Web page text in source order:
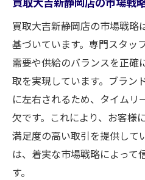
買取大吉新静岡店の市場戦略
基づいています。専門スタッ
需要や供給のバランスを正確
取を実現しています。ブラン
に左右されるため、タイムリ
欠です。これにより、お客様
満足度の高い取引を提供して
は、着実な市場戦略によって
す。